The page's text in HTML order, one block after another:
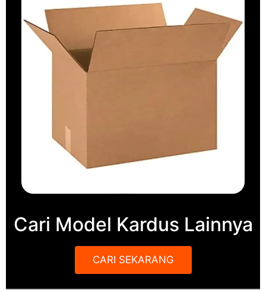
Cari Model Kardus Lainnya
CARI SEKARANG